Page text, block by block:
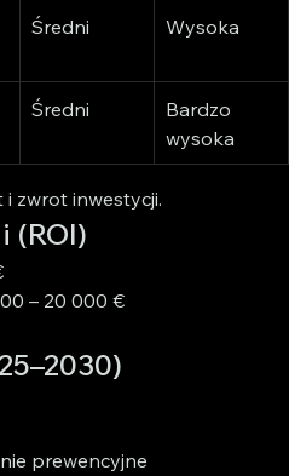
Średni Wysoka
Średni
Bardzo
wysoka
zwrot inwestycji.
(ROI)
– 20 000 €
prewencyjne